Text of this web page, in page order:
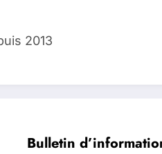
2013
Bulletin